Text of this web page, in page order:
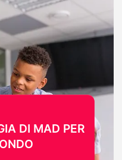
DI MAD PER